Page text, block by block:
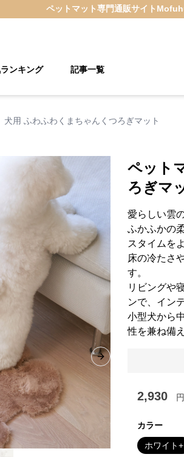
ペットマット専門通販サイト
ランキング 記事一覧
犬用 ふわふわくまちゃんくつろぎマット
Next slide
ペット
ろぎマ
愛らしい雲
ふかふかの
スタイムを
床の冷たさ
す。
リビングや
ンで、イン
小型犬から
性を兼ね備
2,930 円
カラー
ホワイト+